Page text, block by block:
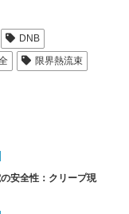
DNB
限界熱流束
安全性：クリープ現